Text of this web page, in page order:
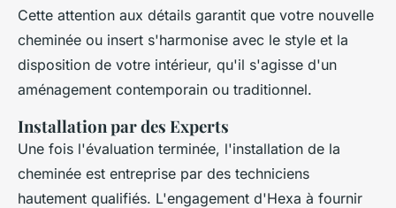
Cette attention aux détails garantit que votre nouvelle
cheminée ou insert s'harmonise avec le style et la
disposition de votre intérieur, qu'il s'agisse d'un
aménagement contemporain ou traditionnel.
Installation par des Experts
Une fois l'évaluation terminée, l'installation de la
cheminée est entreprise par des techniciens
hautement qualifiés. L'engagement d'Hexa à fournir